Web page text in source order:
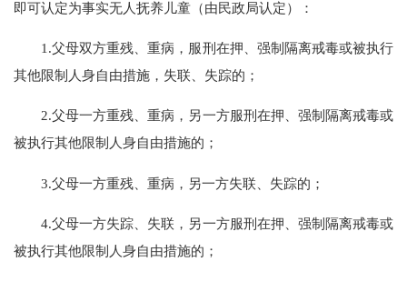
即可认定为事实无人抚养儿童（由民政局认定）：
1.父母双方重残、重病，服刑在押、强制隔离戒毒或被执行
其他限制人身自由措施，失联、失踪的；
2.父母一方重残、重病，另一方服刑在押、强制隔离戒毒或
被执行其他限制人身自由措施的；
3.父母一方重残、重病，另一方失联、失踪的；
4.父母一方失踪、失联，另一方服刑在押、强制隔离戒毒或
被执行其他限制人身自由措施的；